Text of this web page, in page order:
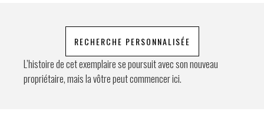
Envoyer
RECHERCHE PERSONNALISÉE
L’histoire de cet exemplaire se poursuit avec son nouveau
propriétaire, mais la vôtre peut commencer ici.